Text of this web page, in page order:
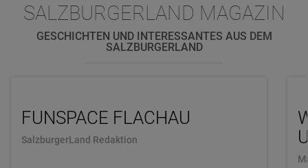
SALZBURGERLAND MAGAZIN
GESCHICHTEN UND INTERESSANTES AUS DEM
SALZBURGERLAND
FUNSPACE FLACHAU
SalzburgerLand Redaktion